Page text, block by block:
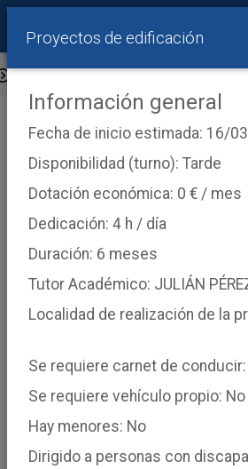
Ofertas Públicas
Si desea consultar las prácticas
inicie sesión.
Prácticas de
Titulaciones
× Máster universitario en
Tipo de ofertas
(Todas)
Título de la Oferta
Proyectos de edificación
Información general
Fecha de inicio estimada: 16/
Disponibilidad (turno): Tarde
Dotación económica: 0 € / mes
Dedicación: 4 h / día
Duración: 6 meses
Tutor Académico: JULIÁN
Localidad de realización de la
Se requiere carnet de
Se requiere vehículo propio: No
Hay menores: No
Dirigido a personas con